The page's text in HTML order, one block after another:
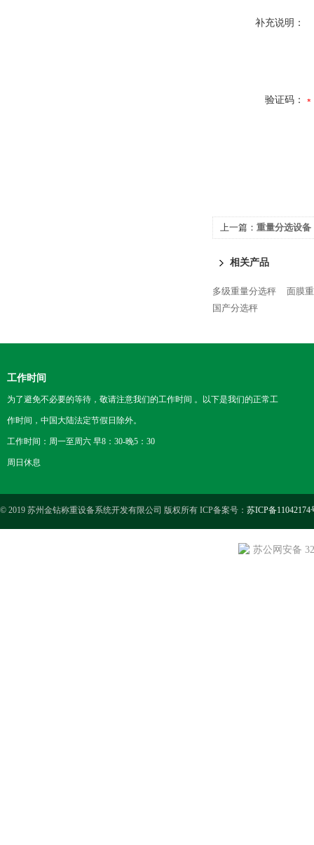
补充说明：
验证码：
上一篇： 重量分选设备
相关产品
多级重量分选秤
面膜
国产分选秤
工作时间
为了避免不必要的等待，敬请注意我们的工作时间 。以下是我们的正常工
作时间，中国大陆法定节假日除外。
工作时间：周一至周六 早8：30-晚5：30
周日休息
© 2019 苏州金钻称重设备系统开发有限公司 版权所有 ICP备案号： 苏ICP备11042174
苏公网安备